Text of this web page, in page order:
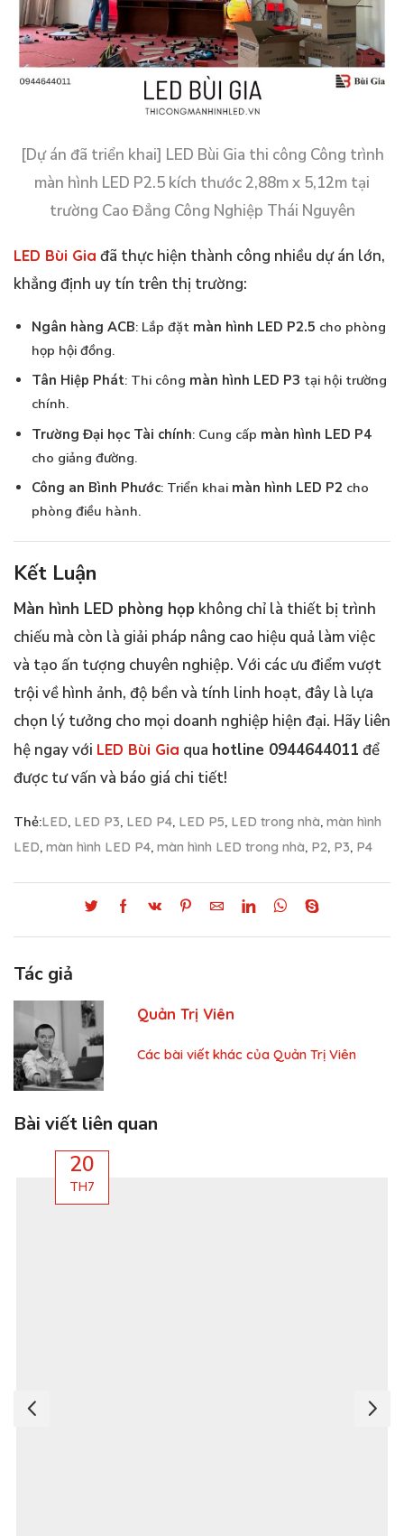
[Dự án đã triển khai] LED Bùi Gia thi công Công trình
màn hình LED P2.5 kích thước 2,88m x 5,12m tại
trường Cao Đẳng Công Nghiệp Thái Nguyên
LED Bùi Gia đã thực hiện thành công nhiều dự án lớn,
khẳng định uy tín trên thị trường:
Ngân hàng ACB: Lắp đặt màn hình LED P2.5 cho phòng
họp hội đồng.
Tân Hiệp Phát: Thi công màn hình LED P3 tại hội trường
chính.
Trường Đại học Tài chính: Cung cấp màn hình LED P4
cho giảng đường.
Công an Bình Phước: Triển khai màn hình LED P2 cho
phòng điều hành.
Kết Luận
Màn hình LED phòng họp không chỉ là thiết bị trình
chiếu mà còn là giải pháp nâng cao hiệu quả làm việc
và tạo ấn tượng chuyên nghiệp. Với các ưu điểm vượt
trội về hình ảnh, độ bền và tính linh hoạt, đây là lựa
chọn lý tưởng cho mọi doanh nghiệp hiện đại. Hãy liên
hệ ngay với LED Bùi Gia qua hotline 0944644011 để
được tư vấn và báo giá chi tiết!
Thẻ:LED, LED P3, LED P4, LED P5, LED trong nhà, màn hình
LED, màn hình LED P4, màn hình LED trong nhà, P2, P3, P4
Tác giả
Quản Trị Viên
Các bài viết khác của Quản Trị Viên
Bài viết liên quan
20
TH7